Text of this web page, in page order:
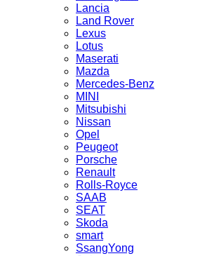
Lancia
Land Rover
Lexus
Lotus
Maserati
Mazda
Mercedes-Benz
MINI
Mitsubishi
Nissan
Opel
Peugeot
Porsche
Renault
Rolls-Royce
SAAB
SEAT
Skoda
smart
SsangYong